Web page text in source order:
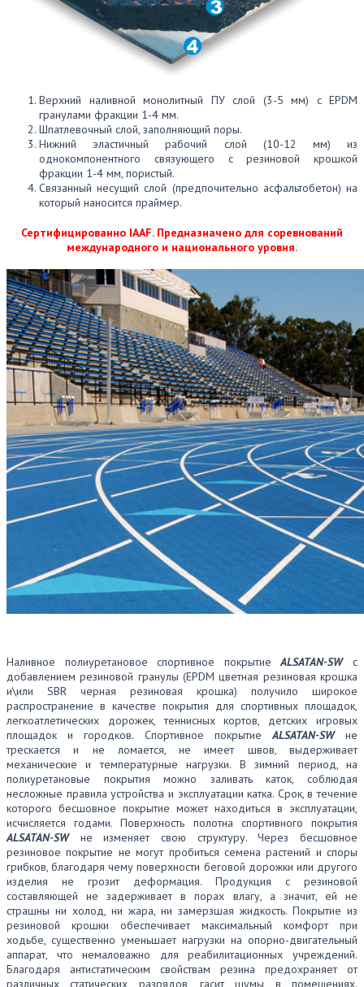
Верхний наливной монолитный ПУ слой (3-5 мм) с EPDM
гранулами фракции 1-4 мм.
Шпатлевочный слой, заполняющий поры.
Нижний эластичный рабочий слой (10-12 мм) из
однокомпонентного связующего с резиновой крошкой
фракции 1-4 мм, пористый.
Связанный несущий слой (предпочительно асфальтобетон) на
который наносится праймер.
Сертифицированно IAAF. Предназначено для соревнований
международного и национального уровня.
Наливное полиуретановое спортивное покрытиеALSATAN-SWс
добавлением резиновой гранулы (EPDM цветная резиновая крошка
и\или SBR черная резиновая крошка) получило широкое
распространение в качестве покрытия для спортивных площадок,
легкоатлетических дорожек, теннисных кортов, детских игровых
площадок и городков. Спортивное покрытиеALSATAN-SWне
трескается и не ломается, не имеет швов, выдерживает
механические и температурные нагрузки. В зимний период, на
полиуретановые покрытия можно заливать каток, соблюдая
несложные правила устройства и эксплуатации катка. Срок, в течение
которого бесшовное покрытие может находиться в эксплуатации,
исчисляется годами. Поверхность полотна спортивного покрытия
ALSATAN-SWне изменяет свою структуру. Через бесшовное
резиновое покрытие не могут пробиться семена растений и споры
грибков, благодаря чему поверхности беговой дорожки или другого
изделия не грозит деформация. Продукция с резиновой
составляющей не задерживает в порах влагу, а значит, ей не
страшны ни холод, ни жара, ни замерзшая жидкость. Покрытие из
резиновой крошки обеспечивает максимальный комфорт при
ходьбе, существенно уменьшает нагрузки на опорно-двигательный
аппарат, что немаловажно для реабилитационных учреждений.
Благодаря антистатическим свойствам резина предохраняет от